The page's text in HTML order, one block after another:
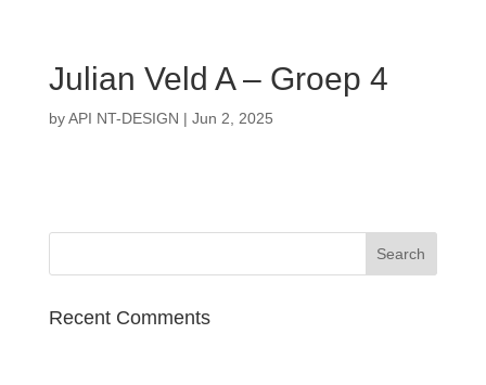
Julian Veld A – Groep 4
byAPI NT-DESIGN | Jun 2, 2025
Recent Comments